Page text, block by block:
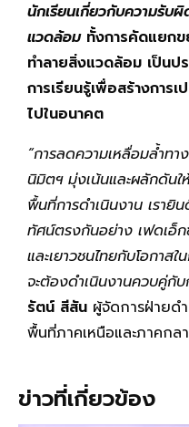
นักเรียนเกี่ยวกับความรับ
แวดล้อม ทั้งการคัดแยก
ทำลายสิ่งแวดล้อม เป็นป
การเรียนรู้เพื่อสร้างการ
ไปในอนาคต
“การลดความเหลื่อมล้ำท
นิมิตฯ มุ่งเน้นและผลักดันใ
พื้นที่การดำเนินงาน เรา
ทัศน์ตรงกันอย่าง เฟดเอ็ก
และเยาวชนไทยกับโอกาส
จะต้องดำเนินงานควบคู่กั
รัตน์ สีสัน ผู้จัดการฝ่ายด
พื้นที่ภาคเหนือและภาคกล
ข่าวที่เกี่ยวข้อง